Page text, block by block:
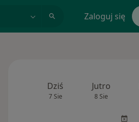
Zaloguj się
Dziś
7 Sie
Jutro
8 Sie